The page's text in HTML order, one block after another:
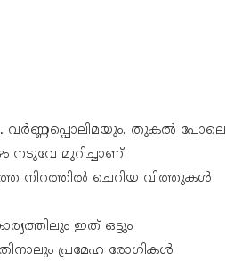
വർണ്ണപ്പൊലിമയും, തുകൽ പോലെ
നടുവേ മുറിച്ചാണ്
നിറത്തിൽ ചെറിയ വിത്തുകൾ
ഇത് ഒട്ടും
പ്രമേഹ രോഗികൾ